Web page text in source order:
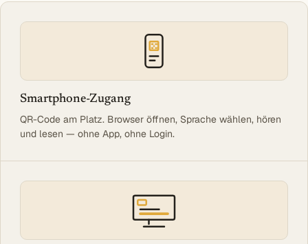
Smartphone-Zugang
QR-Code am Platz. Browser öffnen, Sprache wählen, hören
und lesen — ohne App, ohne Login.